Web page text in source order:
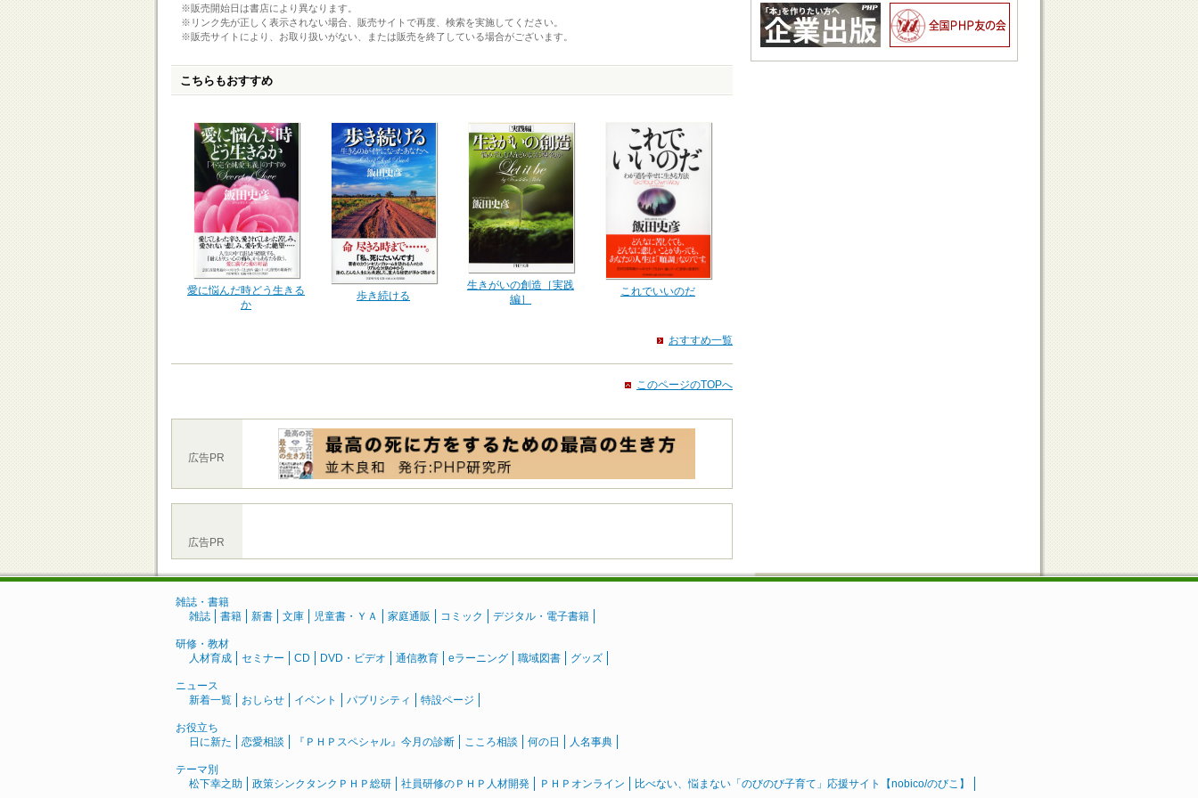
※販売開始日は書店により異なります。
※リンク先が正しく表示されない場合、販売サイトで再度、検索を実施してください。
※販売サイトにより、お取り扱いがない、または販売を終了している場合がございます。
こちらもおすすめ
愛に悩んだ時どう生きる
か
歩き続ける
生きがいの創造［実践
編］
これでいいのだ
おすすめ一覧
このページのTOPへ
広告PR
広告PR
雑誌・書籍
雑誌
書籍 新書 文庫 児童書・ＹＡ 家庭通販 コミック デジタル・電子書籍
研修・教材
人材育成
セミナー CD DVD・ビデオ 通信教育 eラーニング 職域図書 グッズ
ニュース
新着一覧
おしらせ イベント パブリシティ 特設ページ
お役立ち
日に新た
恋愛相談 『ＰＨＰスペシャル』今月の診断 こころ相談 何の日 人名事典
テーマ別
松下幸之助
政策シンクタンクＰＨＰ総研 社員研修のＰＨＰ人材開発 ＰＨＰオンライン 比べない、悩まない「のびのび子育て」応援サイト【nobico/のびこ】